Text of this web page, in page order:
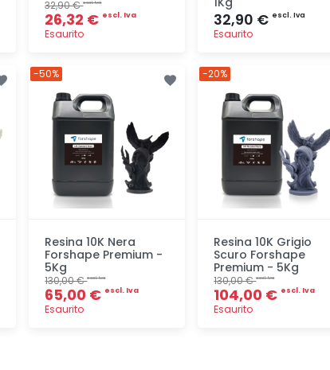
32,90 €escl. Iva
26,32 € escl. Iva
Esaurito
32,90 € escl. Iva
Esaurito
Resina 10K Nera
Forshape Premium -
5Kg
130,00 €escl. Iva
65,00 € escl. Iva
Esaurito
-50%
Resina 10K Grigio
Scuro Forshape
Premium - 5Kg
130,00 €escl. Iva
104,00 € escl. Iva
Esaurito
-20%